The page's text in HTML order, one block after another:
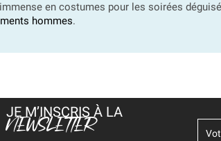
en costumes pour les soirées
hommes.
JE M’INSCRIS À LA
NEWSLETTER